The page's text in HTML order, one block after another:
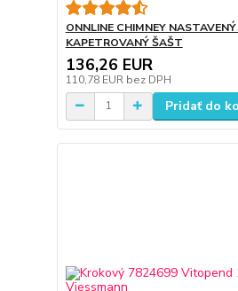
ONNLINE CHIMNEY NASTAVENÝ
KAPETROVANÝ ŠAŠT
136,26 EUR
110,78 EUR bez DPH
Pridať do